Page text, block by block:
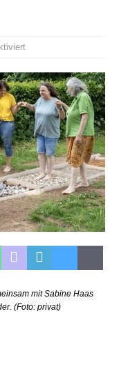
mit Sabine Haas
(Foto: privat)